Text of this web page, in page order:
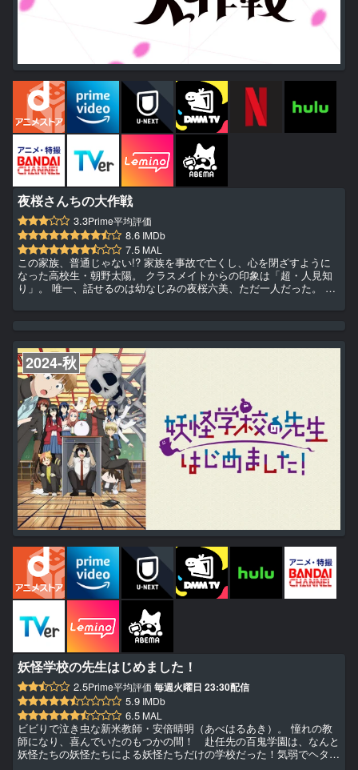
夜桜さんちの大作戦
3.3Prime平均評価
8.6 IMDb
7.5 MAL
この家族、普通じゃない!? 家族を事故で亡くし、心を閉ざすように
なった高校生・朝野太陽。 クラスメイトからの印象は「超・人見知
り」。 唯一、話せるのは幼なじみの夜桜六美、ただ一人だった。 け
で、様々な敵から命を狙われていたのだ！ しかも彼女の兄・凶一郎
美と自分の命を守るため、太陽のとった手段とは… 六美と結婚し...
2024-秋
妖怪学校の先生はじめました！
2.5Prime平均評価 毎週火曜日 23:30配信
5.9 IMDb
6.5 MAL
ビビりで泣き虫な新米教師・安倍晴明（あべはるあき）。 憧れの教
師になり、喜んでいたのもつかの間！ 赴任先の百鬼学園は、なんと
妖怪たちの妖怪たちによる妖怪たちだけの学校だった！気弱でヘタ